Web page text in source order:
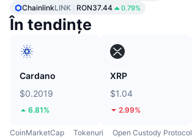
ChainlinkLINK RON37.44 0.79%
În tendințe
Cardano
$0.2019
6.81%
XRP
$1.04
2.99%
CoinMarketCap Tokenuri Open Custody Protocol